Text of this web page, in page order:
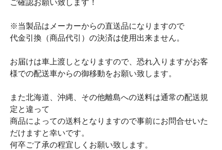
ご確認お願い致します！
※当製品はメーカーからの直送品になりますので
代金引換（商品代引）の決済は使用出来ません。
お届けは車上渡しとなりますので、恐れ入りますがお客
様での配送車からの御移動をお願い致します。
また北海道、沖縄、その他離島への送料は通常の配送規
定と違って
商品によっての送料となりますので事前にお問合せいた
だけますと幸いです。
何卒ご了承の程宜しくお願い致します。